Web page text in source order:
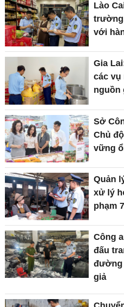
Lào
với
Gia
các vụ
nguồn
Sở
Chủ
vững
Quản
xử lý
phạm
Công
đấu
đường
giả